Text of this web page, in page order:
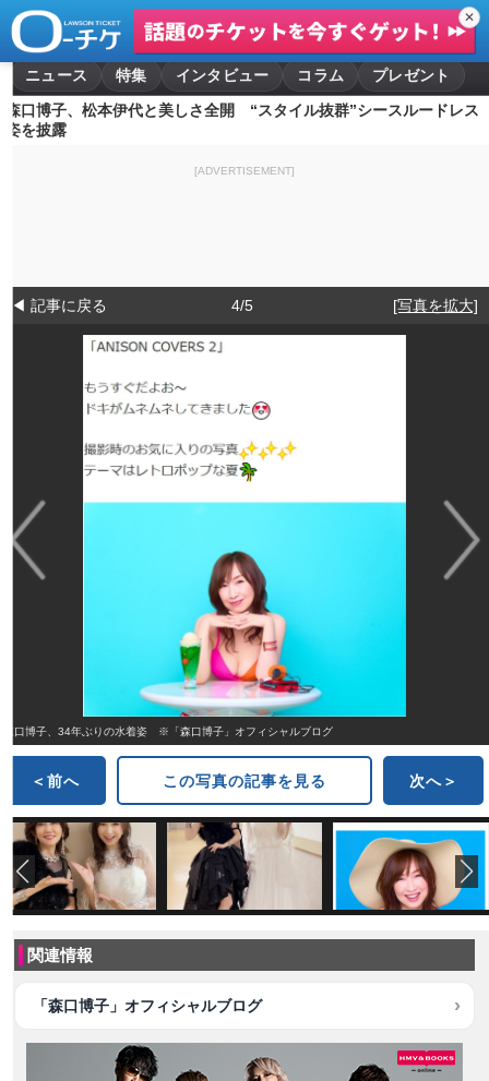
✕
ニュース 特集 インタビュー コラム
プレゼント
森口博子、松本伊代と美しさ全開 “スタイル抜群”シースルードレス
姿を披露
[ADVERTISEMENT]
◀ 記事に戻る 4/5 [写真を拡大]
森口博子、34年ぶりの水着姿 ※「森口博子」オフィシャルブログ
＜前へ この写真の記事を見る 次へ＞
関連情報
「森口博子」オフィシャルブログ